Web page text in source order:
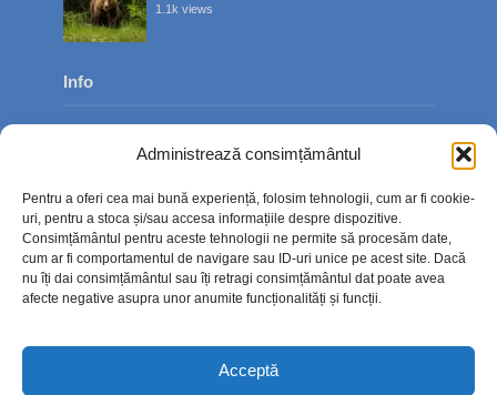
Administrează consimțământul
Pentru a oferi cea mai bună experiență, folosim tehnologii, cum ar fi cookie-
uri, pentru a stoca și/sau accesa informațiile despre dispozitive.
Consimțământul pentru aceste tehnologii ne permite să procesăm date,
cum ar fi comportamentul de navigare sau ID-uri unice pe acest site. Dacă
nu îți dai consimțământul sau îți retragi consimțământul dat poate avea
afecte negative asupra unor anumite funcționalități și funcții.
Acceptă
1.1k views
Info
Contact
Politica de confidențialitate
Politică cookie-uri (UE)